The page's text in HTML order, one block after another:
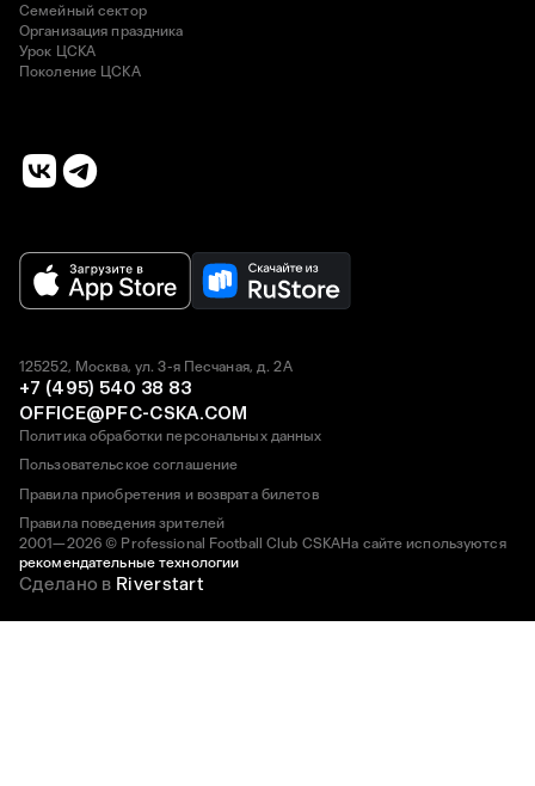
Семейный сектор
Организация праздника
Урок ЦСКА
Поколение ЦСКА
2001—2026 © Professional Football Club CSKAНа сайте используются
рекомендательные технологии
125252, Москва, ул. 3-я Песчаная, д. 2А
+7 (495) 540 38 83
OFFICE@PFC-CSKA.COM
Политика обработки персональных данных
Пользовательское соглашение
Правила приобретения и возврата билетов
Правила поведения зрителей
Сделано в Riverstart